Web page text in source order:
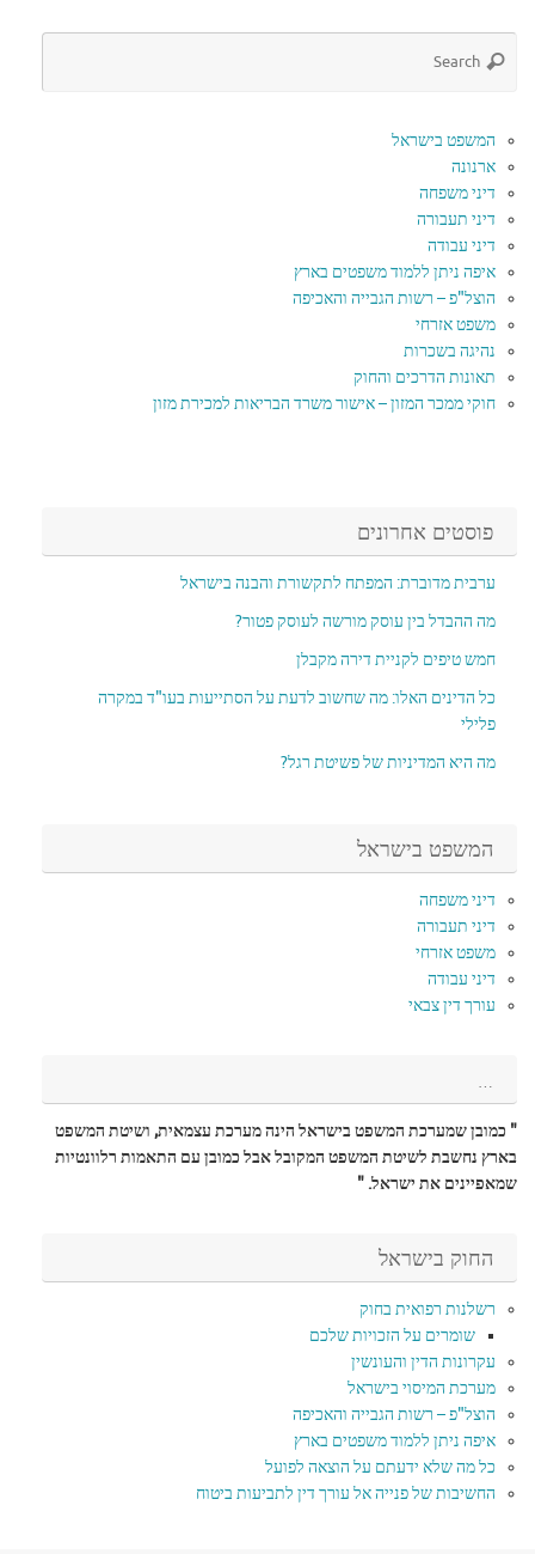
המשפט בישראל
ארנונה
דיני משפחה
דיני תעבורה
דיני עבודה
איפה ניתן ללמוד משפטים בארץ
הוצל"פ – רשות הגבייה והאכיפה
משפט אזרחי
נהיגה בשכרות
תאונות הדרכים והחוק
חוקי ממכר המזון – אישור משרד הבריאות למכירת מזון
פוסטים אחרונים
ערבית מדוברת: המפתח לתקשורת והבנה בישראל
מה ההבדל בין עוסק מורשה לעוסק פטור?
חמש טיפים לקניית דירה מקבלן
כל הדינים האלו: מה שחשוב לדעת על הסתייעות בעו"ד במקרה
פלילי
מה היא המדיניות של פשיטת רגל?
המשפט בישראל
דיני משפחה
דיני תעבורה
משפט אזרחי
דיני עבודה
עורך דין צבאי
" כמובן שמערכת המשפט בישראל הינה מערכת עצמאית, ושיטת המשפט
בארץ נחשבת לשיטת המשפט המקובל אבל כמובן עם התאמות רלוונטיות
שמאפיינים את ישראל. "
החוק בישראל
רשלנות רפואית בחוק
שומרים על הזכויות שלכם
עקרונות הדין והעונשין
מערכת המיסוי בישראל
הוצל"פ – רשות הגבייה והאכיפה
איפה ניתן ללמוד משפטים בארץ
כל מה שלא ידעתם על הוצאה לפועל
החשיבות של פנייה אל עורך דין לתביעות ביטוח